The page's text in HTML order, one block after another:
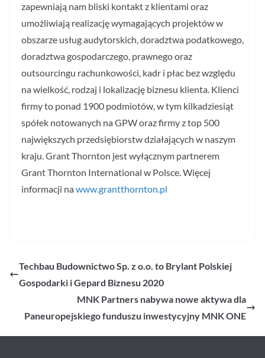
zapewniają nam bliski kontakt z klientami oraz
umożliwiają realizację wymagających projektów w
obszarze usług audytorskich, doradztwa podatkowego,
doradztwa gospodarczego, prawnego oraz
outsourcingu rachunkowości, kadr i płac bez względu
na wielkość, rodzaj i lokalizację biznesu klienta. Klienci
firmy to ponad 1900 podmiotów, w tym kilkadziesiąt
spółek notowanych na GPW oraz firmy z top 500
największych przedsiębiorstw działających w naszym
kraju. Grant Thornton jest wyłącznym partnerem
Grant Thornton International w Polsce. Więcej
informacji nawww.grantthornton.pl
Techbau Budownictwo Sp. z o.o. to Brylant Polskiej
Gospodarki i Gepard Biznesu 2020
MNK Partners nabywa nowe aktywa dla
Paneuropejskiego funduszu inwestycyjny MNK ONE